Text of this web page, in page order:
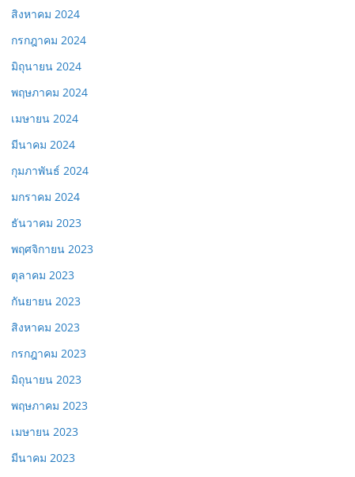
สิงหาคม 2024
กรกฎาคม 2024
มิถุนายน 2024
พฤษภาคม 2024
เมษายน 2024
มีนาคม 2024
กุมภาพันธ์ 2024
มกราคม 2024
ธันวาคม 2023
พฤศจิกายน 2023
ตุลาคม 2023
กันยายน 2023
สิงหาคม 2023
กรกฎาคม 2023
มิถุนายน 2023
พฤษภาคม 2023
เมษายน 2023
มีนาคม 2023